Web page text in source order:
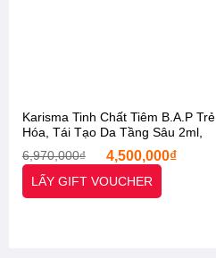
Karisma Tinh Chất Tiêm B.A.P Trẻ
Hóa, Tái Tạo Da Tầng Sâu 2ml,
KARISMA Rh Collagen Softfiller
Biorestitutivo[Otel-Starx- Chính
Hãng]
6,970,000₫
Giá
gốc
là:
6,970,000₫.
4,500,000₫
LẤY GIFT VOUCHER